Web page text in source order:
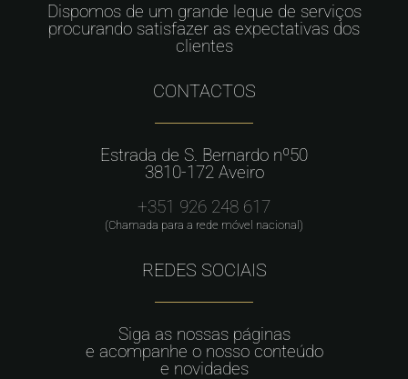
Dispomos de um grande leque de serviços
procurando satisfazer as expectativas dos
clientes
CONTACTOS
Estrada de S. Bernardo nº50
3810-172 Aveiro
+351 926 248 617
(Chamada para a rede móvel nacional)
REDES SOCIAIS
Siga as nossas páginas
e acompanhe o nosso conteúdo
e novidades